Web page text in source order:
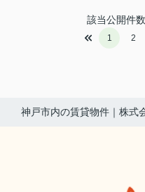
該当公開件数
1 2
神戸市内の賃貸物件｜株式